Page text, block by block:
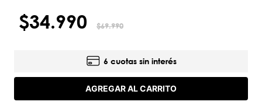
$34.990 $69.990
6 cuotas sin interés
AGREGAR AL CARRITO